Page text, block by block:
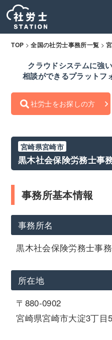
TOP >全国の社労士事務所一覧 >
クラウドシステムに強
相談ができるプラットフ
社労士をお探しの方
宮崎県宮崎市
黒木社会保険労務士事
事務所基本情報
事務所名
黒木社会保険労務士事
所在地
〒880-0902
宮崎県宮崎市大淀3丁